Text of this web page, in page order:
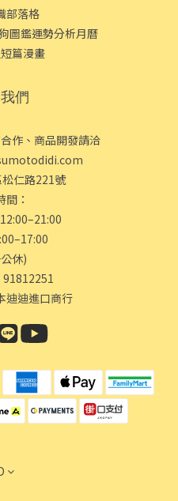
部落格
圖鑑運勢分析月曆
篇漫畫
們
作、商品開發請洽
仁路221號
間：
休)
迪迪進口商行